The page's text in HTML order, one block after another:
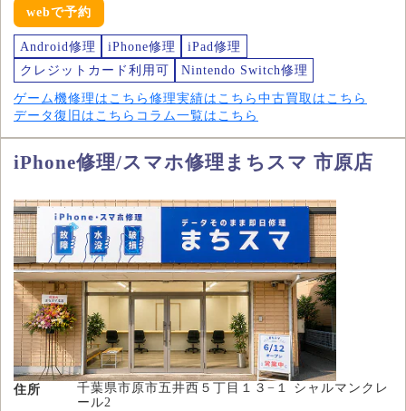
webで予約
Android修理 iPhone修理
iPad修理
クレジットカード利用可
Nintendo Switch修理
ゲーム機修理はこちら 修理実績はこちら 中古買取はこちら
データ復旧はこちら コラム一覧はこちら
iPhone修理/スマホ修理まちスマ 市原店
住所
千葉県市原市五井西５丁目１３−１ シャルマンクレ
ール2